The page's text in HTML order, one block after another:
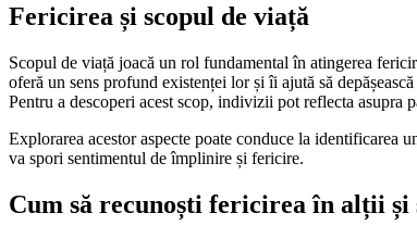
Fericirea și scopul de viață
Scopul de viață joacă un rol fundamental în atingerea
oferă un sens profund existenței lor și îi ajută să
Pentru a descoperi acest scop, indivizii pot reflecta
Explorarea acestor aspecte poate conduce la identificarea
va spori sentimentul de împlinire și fericire.
Cum să recunoști fericirea în alții și